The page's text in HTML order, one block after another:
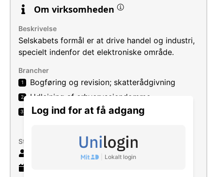
Log ind for at få adgang
Lokalt login
Om virksomheden
Beskrivelse
Selskabets formål er at drive handel og industri,
specielt indenfor det elektroniske område.
Brancher
1 Bogføring og revision; skatterådgivning
2 Udlejning af erhvervsejendomme
3
Fremstilling af andre maskiner til generelle
Størrelse